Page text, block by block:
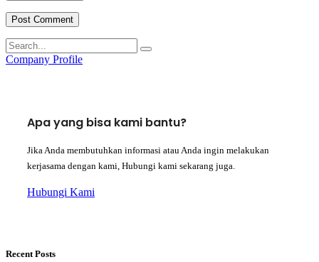
Company Profile
Apa yang bisa kami bantu?
Jika Anda membutuhkan informasi atau Anda ingin melakukan
kerjasama dengan kami, Hubungi kami sekarang juga.
Hubungi Kami
Recent Posts